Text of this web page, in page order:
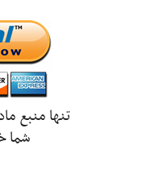
تنها منبع
شما